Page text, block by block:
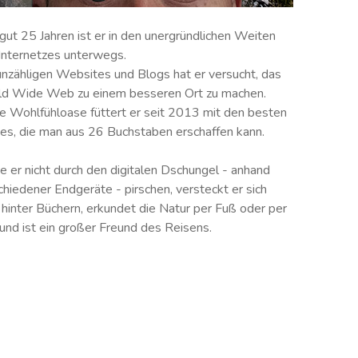
25 Jahren ist er in den unergründlichen Weiten
unterwegs.
Websites und Blogs hat er versucht, das
Wide Web zu einem besseren Ort zu machen.
Wohlfühloase füttert er seit 2013 mit den besten
die man aus 26 Buchstaben erschaffen kann.
er nicht durch den digitalen Dschungel - anhand
Endgeräte - pirschen, versteckt er sich
Büchern, erkundet die Natur per Fuß oder per
ist ein großer Freund des Reisens.